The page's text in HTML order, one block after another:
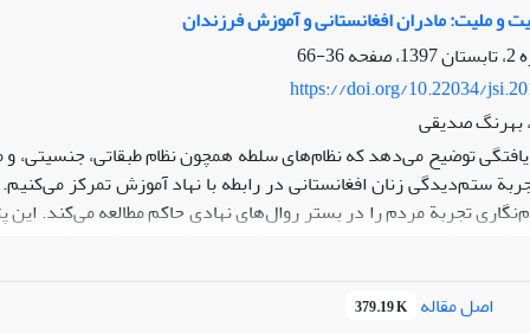
و ملیت: مادران افغانستانی و آموزش فرزندان
36-66
https://doi.org/10.22034/
بهرنگ صدیقی
توضیح می‌دهد که نظام‌های سلطه همچون نظام طبقاتی، جنسیتی،
ستم‌دیدگی زنان افغانستانی در رابطه با نهاد آموزش تمرکز
تجربة مردم را در بستر روال‌های نهادی حاکم مطالعه می‌کند. این
فرزندانشان به‌دست می‌دهد. این که زنان افغانستانی که به‌طور
محورهای این پژوهش است. موانع زبانی و بی/کم‌سوادی در تجربه
بوده است.
اصل مقاله 379.19 K